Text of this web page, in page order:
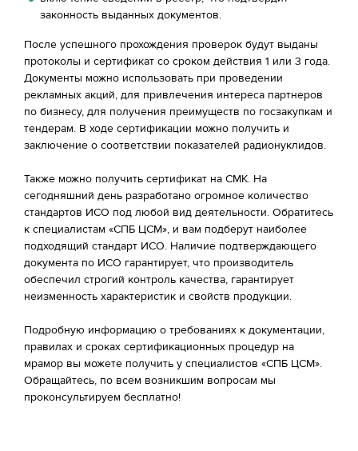
законность выданных документов.
После успешного прохождения проверок будут выданы
протоколы и сертификат со сроком действия 1 или 3 года.
Документы можно использовать при проведении
рекламных акций, для привлечения интереса партнеров
по бизнесу, для получения преимуществ по госзакупкам и
тендерам. В ходе сертификации можно получить и
заключение о соответствии показателей радионуклидов.
Также можно получить сертификат на СМК. На
сегодняшний день разработано огромное количество
стандартов ИСО под любой вид деятельности. Обратитесь
к специалистам «СПБ ЦСМ», и вам подберут наиболее
подходящий стандарт ИСО. Наличие подтверждающего
документа по ИСО гарантирует, что производитель
обеспечил строгий контроль качества, гарантирует
неизменность характеристик и свойств продукции.
Подробную информацию о требованиях к документации,
правилах и сроках сертификационных процедур на
мрамор вы можете получить у специалистов «СПБ ЦСМ».
Обращайтесь, по всем возникшим вопросам мы
проконсультируем бесплатно!